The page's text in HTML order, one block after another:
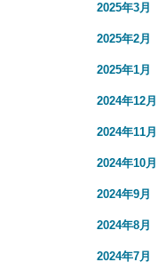
2025年3月
2025年2月
2025年1月
2024年12月
2024年11月
2024年10月
2024年9月
2024年8月
2024年7月